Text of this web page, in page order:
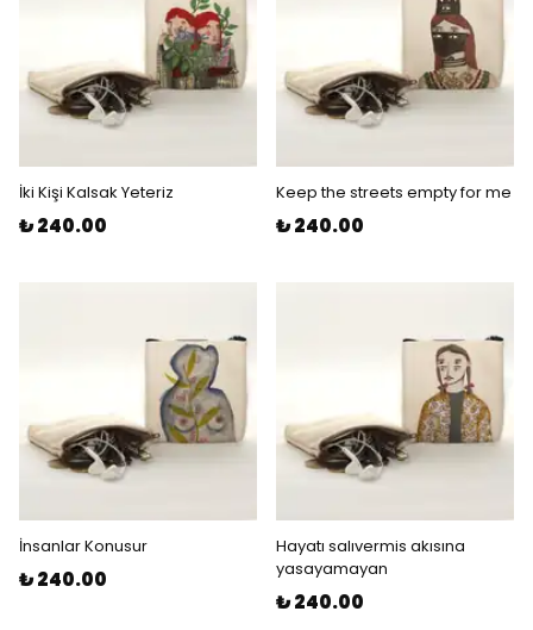
İki Kişi Kalsak Yeteriz
₺ 240.00
Keep the streets empty for me
₺ 240.00
İnsanlar Konusur
₺ 240.00
Hayatı salıvermis akısına
yasayamayan
₺ 240.00